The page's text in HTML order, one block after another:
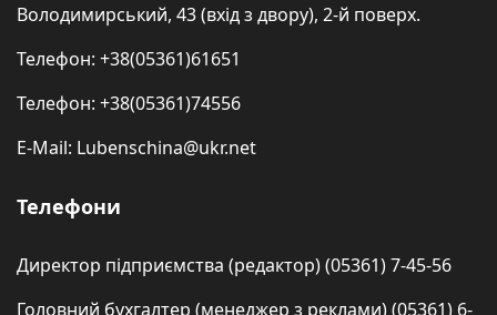
Володимирський, 43 (вхід з двору), 2-й поверх.
Телефон: +38(05361)61651
Телефон: +38(05361)74556
E-Mail: Lubenschina@ukr.net
Телефони
Директор підприємства (редактор) (05361) 7-45-56
Головний бухгалтер (менеджер з реклами) (05361) 6-